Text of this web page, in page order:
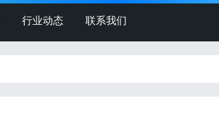
行业动态 联系我们